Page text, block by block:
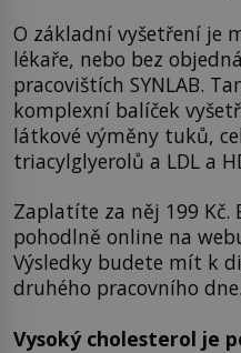
O základní vyšetření je
lékaře, nebo bez
pracovištích SYNLAB.
komplexní balíček
látkové výměny tuků,
triacylglyerolů a LDL a
Zaplatíte za něj 199 Kč.
pohodlně online na
Výsledky budete mít k
druhého pracovního dne.
Vysoký cholesterol je